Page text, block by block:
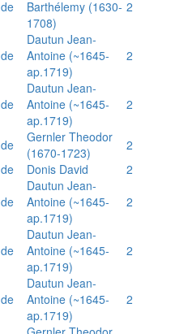
de
Barthélemy (1630-
1708)
2
de
Dautun Jean-
Antoine (~1645-
ap.1719)
2
de
Dautun Jean-
Antoine (~1645-
ap.1719)
2
de
Gernler Theodor
(1670-1723)
2
de Donis David
2
de
Dautun Jean-
Antoine (~1645-
ap.1719)
2
de
Dautun Jean-
Antoine (~1645-
ap.1719)
2
de
Dautun Jean-
Antoine (~1645-
ap.1719)
2